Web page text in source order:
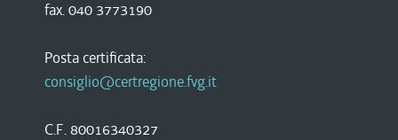
fax. 040 3773190
Posta certificata:
consiglio@certregione.fvg.it
C.F. 80016340327